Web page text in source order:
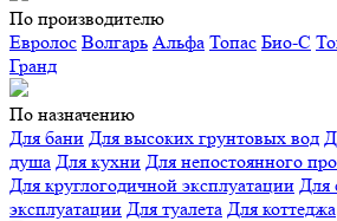
По производителю
Евролос Волгарь Альфа Топас Био-С
Гранд
По назначению
Для бани Для высоких грунтовых вод
душа Для кухни Для непостоянного
Для круглогодичной эксплуатации Для
эксплуатации Для туалета Для коттеджа